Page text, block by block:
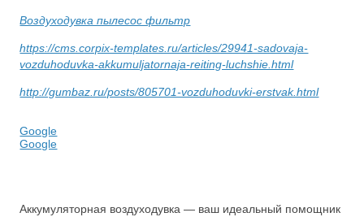
Воздуходувка пылесос фильтр
https://cms.corpix-templates.ru/articles/29941-sadovaja-
vozduhoduvka-akkumuljatornaja-reiting-luchshie.html
http://gumbaz.ru/posts/805701-vozduhoduvki-erstvak.html
Google
Google
Аккумуляторная воздуходувка — ваш идеальный помощник